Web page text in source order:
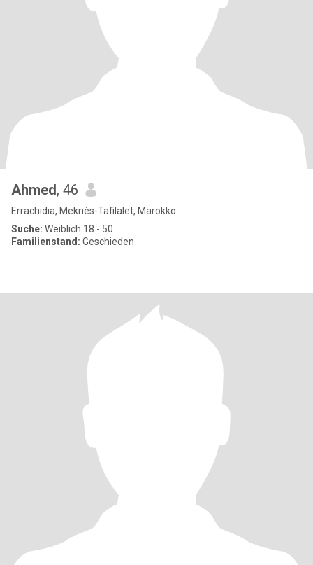
Ahmed, 46
Errachidia, Meknès-Tafilalet, Marokko
Suche: Weiblich 18 - 50
Familienstand: Geschieden